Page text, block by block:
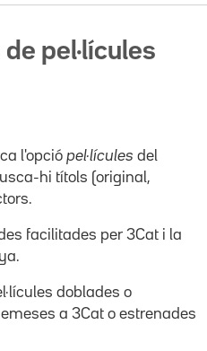
pel·lícules
l'opció pel·lícules del
hi títols (original,
facilitades per 3Cat i la
doblades o
a 3Cat o estrenades